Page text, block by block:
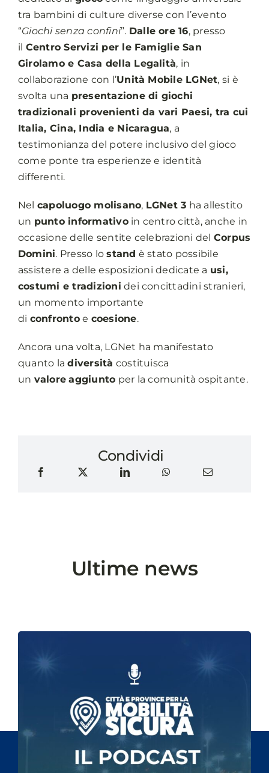
tra bambini di culture diverse con l’evento
“Giochi senza confini”. Dalle ore 16, presso
il Centro Servizi per le Famiglie San
Girolamo e Casa della Legalità, in
collaborazione con l’Unità Mobile LGNet, si è
svolta una presentazione di giochi
tradizionali provenienti da vari Paesi, tra cui
Italia, Cina, India e Nicaragua, a
testimonianza del potere inclusivo del gioco
come ponte tra esperienze e identità
differenti.
Nel capoluogo molisano, LGNet 3 ha allestito
un punto informativoin centro città, anche in
occasione delle sentite celebrazioni del Corpus
Domini. Presso lostand è stato possibile
assistere a delle esposizioni dedicate a usi,
costumi e tradizioni dei concittadini stranieri,
un momento importante
di confrontoe coesione.
Ancora una volta, LGNet ha manifestato
quanto ladiversità costituisca
un valore aggiunto per la comunità ospitante.
Condividi
Ultime news